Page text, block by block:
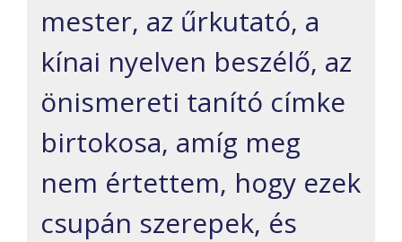
mester, az űrkutató, a
kínai nyelven beszélő, az
önismereti tanító címke
birtokosa, amíg meg
nem értettem, hogy ezek
csupán szerepek, és